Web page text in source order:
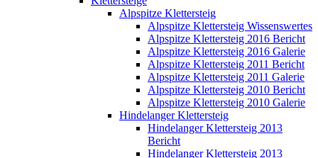
Alpspitze Klettersteig
Alpspitze Klettersteig Wissenswertes
Alpspitze Klettersteig 2016 Bericht
Alpspitze Klettersteig 2016 Galerie
Alpspitze Klettersteig 2011 Bericht
Alpspitze Klettersteig 2011 Galerie
Alpspitze Klettersteig 2010 Bericht
Alpspitze Klettersteig 2010 Galerie
Hindelanger Klettersteig
Hindelanger Klettersteig 2013
Bericht
Hindelanger Klettersteig 2013